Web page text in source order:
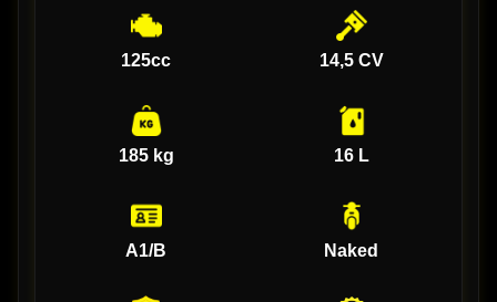
125cc 14,5 CV
185 kg 16 L
A1/B Naked